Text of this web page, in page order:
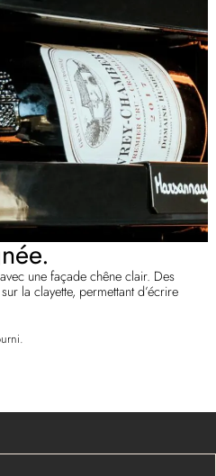
une façade chêne clair. Des
la clayette, permettant d’écrire